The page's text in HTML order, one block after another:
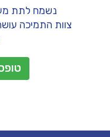
נשמח לתת
צוות התמיכה